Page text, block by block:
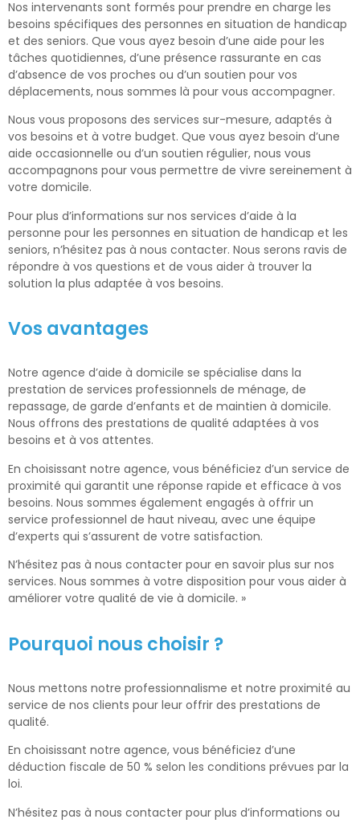
Nos intervenants sont formés pour prendre en charge les
besoins spécifiques des personnes en situation de handicap
et des seniors. Que vous ayez besoin d’une aide pour les
tâches quotidiennes, d’une présence rassurante en cas
d’absence de vos proches ou d’un soutien pour vos
déplacements, nous sommes là pour vous accompagner.
Nous vous proposons des services sur-mesure, adaptés à
vos besoins et à votre budget. Que vous ayez besoin d’une
aide occasionnelle ou d’un soutien régulier, nous vous
accompagnons pour vous permettre de vivre sereinement à
votre domicile.
Pour plus d’informations sur nos services d’aide à la
personne pour les personnes en situation de handicap et les
seniors, n’hésitez pas à nous contacter. Nous serons ravis de
répondre à vos questions et de vous aider à trouver la
solution la plus adaptée à vos besoins.
Vos avantages
Notre agence d’aide à domicile se spécialise dans la
prestation de services professionnels de ménage, de
repassage, de garde d’enfants et de maintien à domicile.
Nous offrons des prestations de qualité adaptées à vos
besoins et à vos attentes.
En choisissant notre agence, vous bénéficiez d’un service de
proximité qui garantit une réponse rapide et efficace à vos
besoins. Nous sommes également engagés à offrir un
service professionnel de haut niveau, avec une équipe
d’experts qui s’assurent de votre satisfaction.
N’hésitez pas à nous contacter pour en savoir plus sur nos
services. Nous sommes à votre disposition pour vous aider à
améliorer votre qualité de vie à domicile. »
Pourquoi nous choisir ?
Nous mettons notre professionnalisme et notre proximité au
service de nos clients pour leur offrir des prestations de
qualité.
En choisissant notre agence, vous bénéficiez d’une
déduction fiscale de 50 % selon les conditions prévues par la
loi.
N’hésitez pas à nous contacter pour plus d’informations ou